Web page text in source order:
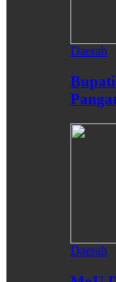
Daerah
Daerah